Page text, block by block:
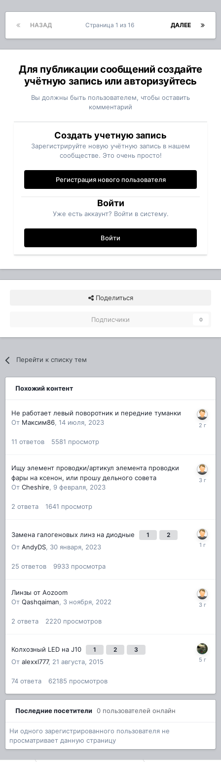
НАЗАД ДАЛЕЕ
Страница 1 из 16
Для публикации сообщений создайте
учётную запись или авторизуйтесь
Вы должны быть пользователем, чтобы оставить
комментарий
Создать учетную запись
Зарегистрируйте новую учётную запись в нашем
сообществе. Это очень просто!
Регистрация нового пользователя
Войти
Уже есть аккаунт? Войти в систему.
Войти
Поделиться
Подписчики 0
Перейти к списку тем
Похожий контент
Не работает левый поворотник и передние туманки
От Максим86, 14 июля, 2023
11 ответов 5581 просмотр
Ищу элемент проводки/артикул элемента проводки
фары на ксенон, или прошу дельного совета
От Cheshire, 9 февраля, 2023
2 ответа 1641 просмотр
Замена галогеновых линз на диодные 1 2
От AndyDS, 30 января, 2023
25 ответов 9933 просмотра
Линзы от Aozoom
От Qashqaiman, 3 ноября, 2022
2 ответа 2220 просмотров
Колхозный LED на J10 1 2 3
От alexxl777, 21 августа, 2015
74 ответа 62185 просмотров
Последние посетители 0 пользователей онлайн
Ни одного зарегистрированного пользователя не
просматривает данную страницу